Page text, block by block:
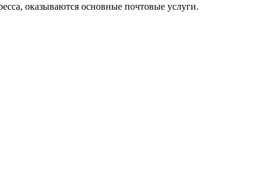
оказываются основные почтовые услуги.